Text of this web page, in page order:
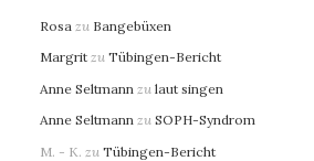
Rosa zu Bangebüxen
Margrit zu Tübingen-Bericht
Anne Seltmann zu laut singen
Anne Seltmann zu SOPH-Syndrom
M. - K. zu Tübingen-Bericht